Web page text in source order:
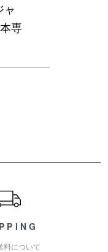
専
料について